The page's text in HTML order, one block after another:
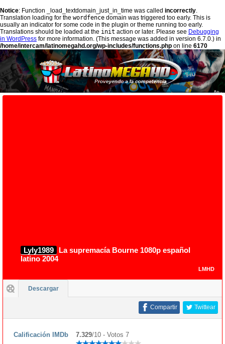
Notice: Function _load_textdomain_just_in_time was called incorrectly.
Translation loading for the wordfence domain was triggered too early. This is
usually an indicator for some code in the plugin or theme running too early.
Translations should be loaded at the init action or later. Please see Debugging
in WordPress for more information. (This message was added in version 6.7.0.) in
/home/intercam/latinomegahd.org/wp-includes/functions.php on line 6170
Lyly1989
La supremacía Bourne 1080p español
latino 2004
LMHD
Descargar
Twittear
Compartir
Calificación IMDb 7.329/10 - Votos 7